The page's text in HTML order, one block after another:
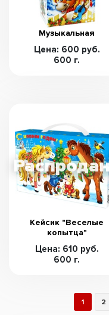
Музыкальная
Цена: 600 руб.
600 г.
Кейсик "Веселые
копытца"
Цена: 610 руб.
600 г.
1 2